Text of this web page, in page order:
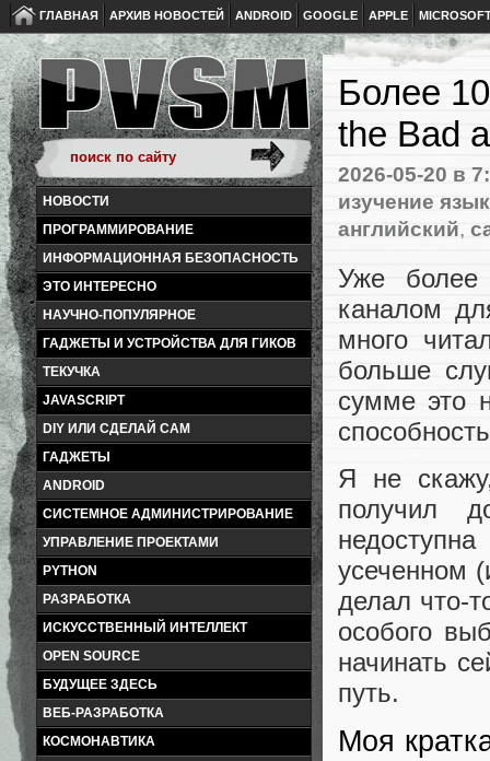
ГЛАВНАЯ АРХИВ НОВОСТЕЙ ANDROID GOOGLE APPLE
НОВОСТИ
ПРОГРАММИРОВАНИЕ
ИНФОРМАЦИОННАЯ БЕЗОПАСНОСТЬ
ЭТО ИНТЕРЕСНО
НАУЧНО-ПОПУЛЯРНОЕ
ГАДЖЕТЫ И УСТРОЙСТВА ДЛЯ ГИКОВ
ТЕКУЧКА
JAVASCRIPT
DIY ИЛИ СДЕЛАЙ САМ
ГАДЖЕТЫ
ANDROID
СИСТЕМНОЕ АДМИНИСТРИРОВАНИЕ
УПРАВЛЕНИЕ ПРОЕКТАМИ
PYTHON
РАЗРАБОТКА
ИСКУССТВЕННЫЙ ИНТЕЛЛЕКТ
OPEN SOURCE
БУДУЩЕЕ ЗДЕСЬ
ВЕБ-РАЗРАБОТКА
КОСМОНАВТИКА
Более
the Bad
2026-05-20 в
изучение
английский,
Уже более
каналом
много
больше
сумме это
Я не
получил
усеченном
делал что-
особого
начинать
путь.
Моя